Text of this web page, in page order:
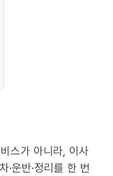
스가 아니라, 이사
·운반·정리를 한 번